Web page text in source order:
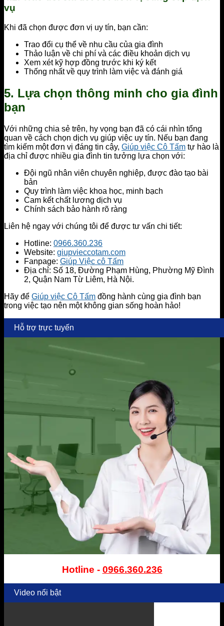
vụ
Khi đã chọn được đơn vị uy tín, bạn cần:
Trao đổi cụ thể về nhu cầu của gia đình
Thảo luận về chi phí và các điều khoản dịch vụ
Xem xét kỹ hợp đồng trước khi ký kết
Thống nhất về quy trình làm việc và đánh giá
5. Lựa chọn thông minh cho gia đình
bạn
Với những chia sẻ trên, hy vọng bạn đã có cái nhìn tổng
quan về cách chọn dịch vụ giúp việc uy tín. Nếu bạn đang
tìm kiếm một đơn vị đáng tin cậy, Giúp việc Cô Tấm tự hào là
địa chỉ được nhiều gia đình tin tưởng lựa chọn với:
Đội ngũ nhân viên chuyên nghiệp, được đào tạo bài
bản
Quy trình làm việc khoa học, minh bạch
Cam kết chất lương dịch vụ
Chính sách bảo hành rõ ràng
Liên hệ ngay với chúng tôi để được tư vấn chi tiết:
Hotline: 0966.360.236
Website: giupvieccotam.com
Fanpage: Giúp Việc cô Tấm
Địa chỉ: Số 18, Đường Phạm Hùng, Phường Mỹ Đình
2, Quận Nam Từ Liêm, Hà Nội.
Hãy để Giúp việc Cô Tấm đồng hành cùng gia đình bạn
trong việc tạo nên một không gian sống hoàn hảo!
Hỗ trợ trực tuyến
Hotline - 0966.360.236
Video nổi bật